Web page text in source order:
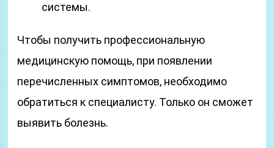
системы.
Чтобы получить профессиональную
медицинскую помощь, при появлении
перечисленных симптомов, необходимо
обратиться к специалисту. Только он сможет
выявить болезнь.